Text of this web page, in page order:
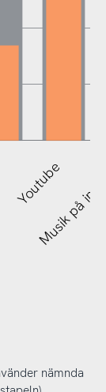
Youtube
Musik på
nämnda